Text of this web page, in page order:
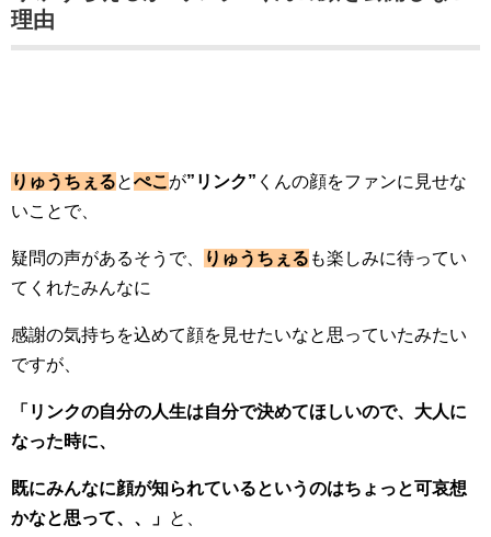
理由
りゅうちぇるとぺこ が”リンク” くんの顔をファンに見せな
いことで、
疑問の声があるそうで、 りゅうちぇる も楽しみに待ってい
てくれたみんなに
感謝の気持ちを込めて顔を見せたいなと思っていたみたい
ですが、
「リンクの自分の人生は自分で決めてほしいので、大人に
なった時に、
既にみんなに顔が知られているというのはちょっと可哀想
かなと思って、、」 と、